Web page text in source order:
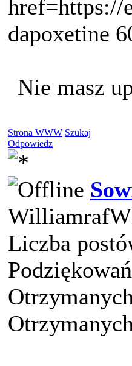
href=https://
dapoxetine
Nie masz
Strona WWW Szukaj
Odpowiedz
Liczba